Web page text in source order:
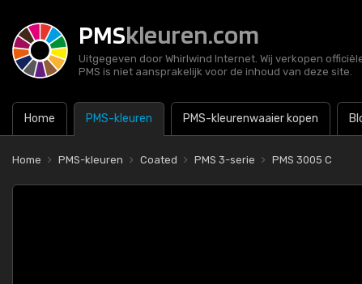
PMSkleuren.com
Uitgegeven door Whirlwind Internet. Wij verkopen
PMS is niet aansprakelijk voor de inhoud van deze site.
Home PMS-kleuren PMS-kleurenwaaier kopen
Home PMS-kleuren Coated PMS 3-serie PMS 3005 C